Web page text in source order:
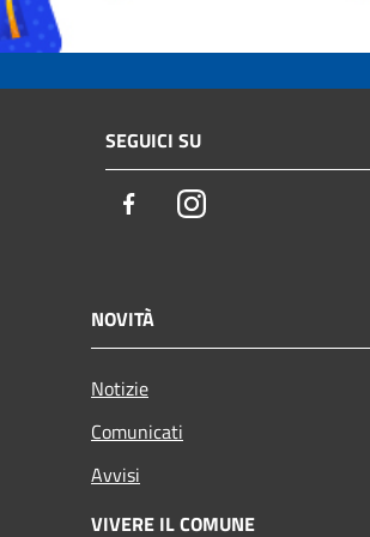
SEGUICI SU
FacebookInstagram
NOVITÀ
Notizie
Comunicati
Avvisi
VIVERE IL COMUNE